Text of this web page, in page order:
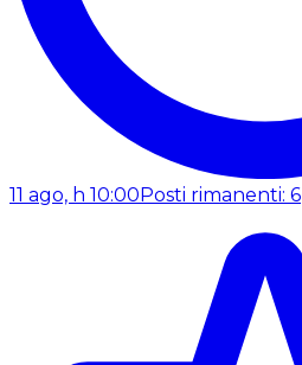
11 ago, h 10:00Posti rimanenti: 6